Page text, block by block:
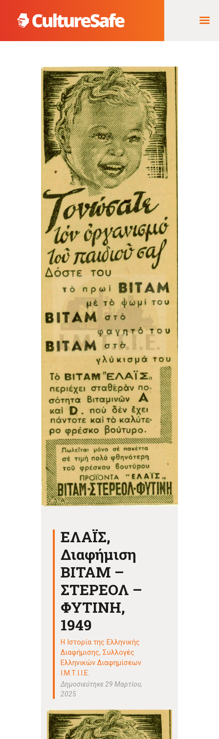
ΑΡΧΙΚΉ
ΦΟΡΈΑΣ ΥΛΟΠΟΊΗΣΗΣ
& ΈΡΓΑ
ΘΗΣΑΥΡΌΣ
ΤΕΚΜΗΡΊΩΝ
ΕΛΑΪΣ,
Διαφήμιση
ΒΙΤΑΜ –
ΣΤΕΡΕΟΛ –
ΦΥΤΙΝΗ,
1949
Η Ιστορία της Ελληνικής
Διαφήμισης,Συλλογές
Ελληνικών Διαφημίσεων
Ι.Μ.Τ.Ι.Ι.Ε.
Δημοσιεύτηκε 29 Μαρτίου,
2025